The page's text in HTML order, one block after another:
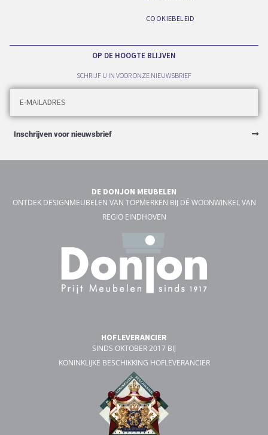
COOKIEBELEID
OP DE HOOGTE BLIJVEN
SCHRIJF U IN VOOR ONZE NIEUWSBRIEF
Inschrijven voor nieuwsbrief
DE DONJON MEUBELEN
ONTDEK DESIGNMEUBELEN VAN TOPMERKEN BIJ DÉ WOONWINKEL VAN
REGIO EINDHOVEN
HOFLEVERANCIER
SINDS OKTOBER 2017 BIJ
KONINKLIJKE BESCHIKKING HOFLEVERANCIER